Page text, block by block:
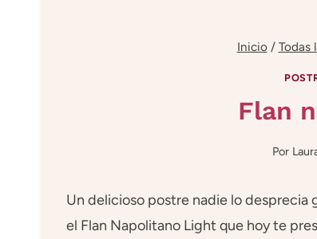
Inicio / Todas
Flan
Por
Un delicioso postre nadie lo desprecia
el Flan Napolitano Light que hoy te